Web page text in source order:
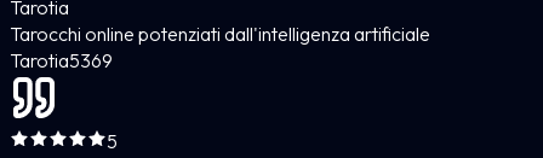
Tarotia
Tarocchi online potenziati dall'intelligenza artificiale
Tarotia5369
5